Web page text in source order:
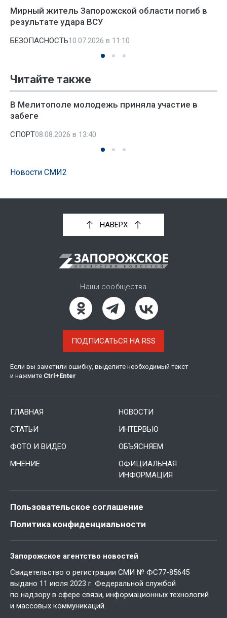
Мирный житель Запорожской области погиб в
результате удара ВСУ
БЕЗОПАСНОСТЬ10.07.2026 в 11:10
Читайте также
В Мелитополе молодежь приняла участие в
забеге
СПОРТ08.08.2026 в 13:40
Новости СМИ2
НАВЕРХ
Наши сообщества
ПОДПИСАТЬСЯ НА RSS
Если вы заметили ошибку, выделите необходимый текст
и нажмите Ctrl +Enter
ГЛАВНАЯ
НОВОСТИ
СТАТЬИ
ИНТЕРВЬЮ
ФОТО И ВИДЕО
ОБЪЯСНЯЕМ
МНЕНИЕ
ОФИЦИАЛЬНАЯ
ИНФОРМАЦИЯ
Пользовательское соглашение
Политика конфиденциальности
Запорожское агентство новостей
Свидетельство о регистрации СМИ № ФС77-85645
выдано 11 июля 2023 г. Федеральной службой
по надзору в сфере связи, информационных технологий
и массовых коммуникаций.